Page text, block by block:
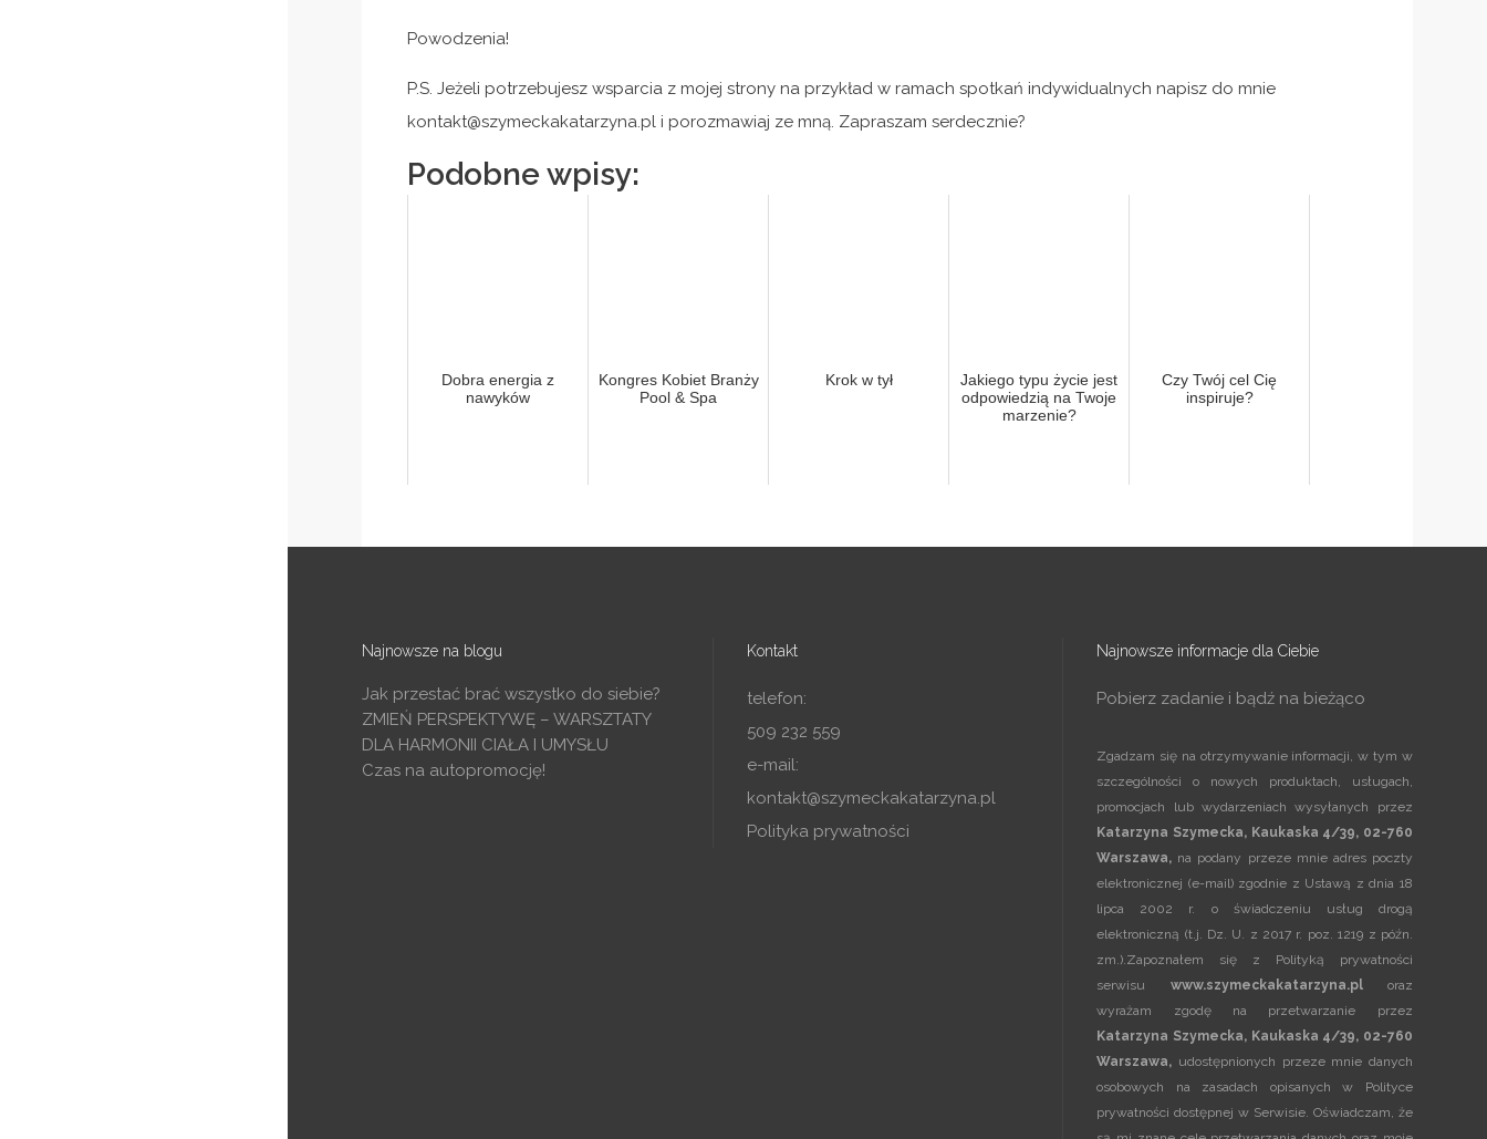
Powodzenia!
P.S. Jeżeli potrzebujesz wsparcia z mojej strony na przykład w ramach spotkań indywidualnych napisz do mnie
kontakt@szymeckakatarzyna.pl i porozmawiaj ze mną. Zapraszam serdecznie?
Podobne wpisy:
Dobra energia z
nawyków
Kongres Kobiet Branży
Pool & Spa
Krok w tył
Jakiego typu życie jest
odpowiedzią na Twoje
marzenie?
Czy Twój cel Cię
inspiruje?
Najnowsze na blogu
Jak przestać brać wszystko do siebie?
ZMIEŃ PERSPEKTYWĘ – WARSZTATY
DLA HARMONII CIAŁA I UMYSŁU
Czas na autopromocję!
Kontakt
telefon:
509 232 559
e-mail:
kontakt@szymeckakatarzyna.pl
Polityka prywatności
Najnowsze informacje dla Ciebie
Pobierz zadanie i bądź na bieżąco
Zgadzam się na otrzymywanie informacji, w tym w
szczególności o nowych produktach, usługach,
promocjach lub wydarzeniach wysyłanych przez
Katarzyna Szymecka, Kaukaska 4/39, 02-760
Warszawa, na podany przeze mnie adres poczty
elektronicznej (e-mail) zgodnie z Ustawą z dnia 18
lipca 2002 r. o świadczeniu usług drogą
elektroniczną (t.j. Dz. U. z 2017 r. poz. 1219 z późn.
zm.).Zapoznałem się z Polityką prywatności
serwisu www.szymeckakatarzyna.ploraz
wyrażam zgodę na przetwarzanie przez
Katarzyna Szymecka, Kaukaska 4/39, 02-760
Warszawa, udostępnionych przeze mnie danych
osobowych na zasadach opisanych w Polityce
prywatności dostępnej w Serwisie. Oświadczam, że